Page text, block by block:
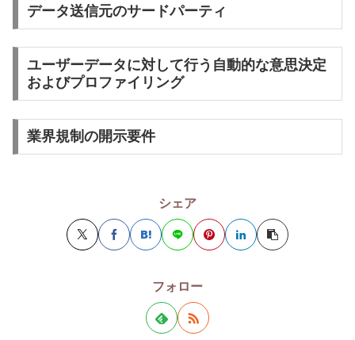
データ送信元のサードパーティ
ユーザーデータに対して行う自動的な意思決定
およびプロファイリング
業界規制の開示要件
シェア
フォロー